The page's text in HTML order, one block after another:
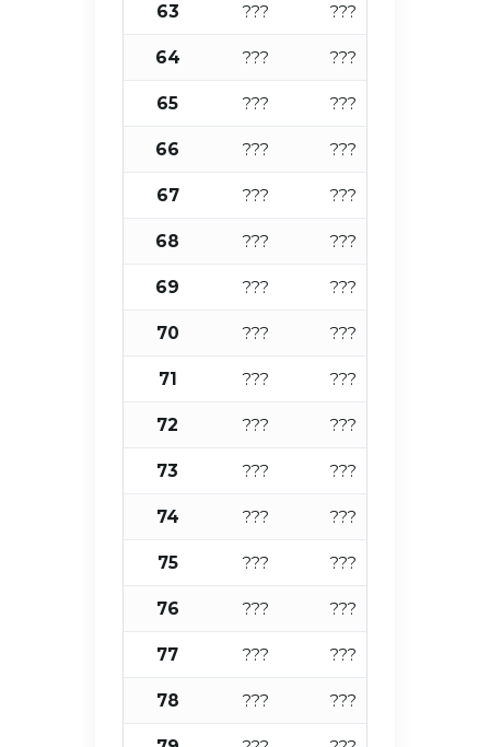
63 ??? ???
64 ??? ???
65 ??? ???
66 ??? ???
67 ??? ???
68 ??? ???
69 ??? ???
70 ??? ???
71 ??? ???
72 ??? ???
73 ??? ???
74 ??? ???
75 ??? ???
76 ??? ???
77 ??? ???
78 ??? ???